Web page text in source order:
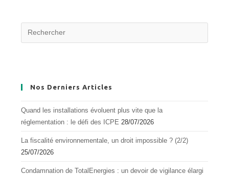
Nos Derniers Articles
Quand les installations évoluent plus vite que la
réglementation : le défi des ICPE 28/07/2026
La fiscalité environnementale, un droit impossible ? (2/2)
25/07/2026
Condamnation de TotalEnergies : un devoir de vigilance élargi